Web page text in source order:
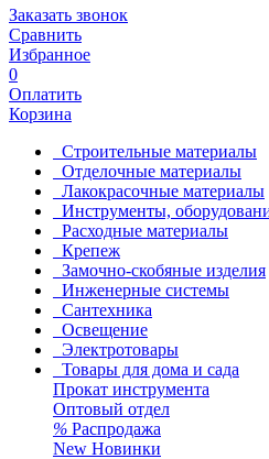
Заказать звонок
Сравнить
Избранное
0
Оплатить
Корзина
Строительные материалы
Отделочные материалы
Лакокрасочные материалы
Инструменты,
Расходные материалы
Крепеж
Замочно-скобяные изделия
Инженерные системы
Сантехника
Освещение
Электротовары
Товары для дома и сада
Прокат инструмента
Оптовый отдел
% Распродажа
New Новинки